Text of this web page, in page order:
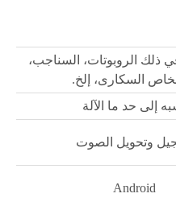
في ذلك الروبوتات، السناجب،
السكارى، إلخ.
إلى حد ما الآلة
وتحويل الصوت
Android